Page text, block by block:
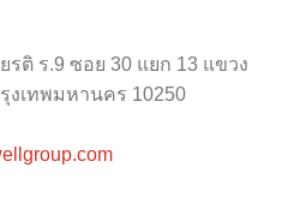
รติ ร.9 ซอย 30 แยก 13 แขวง
งเทพมหานคร 10250